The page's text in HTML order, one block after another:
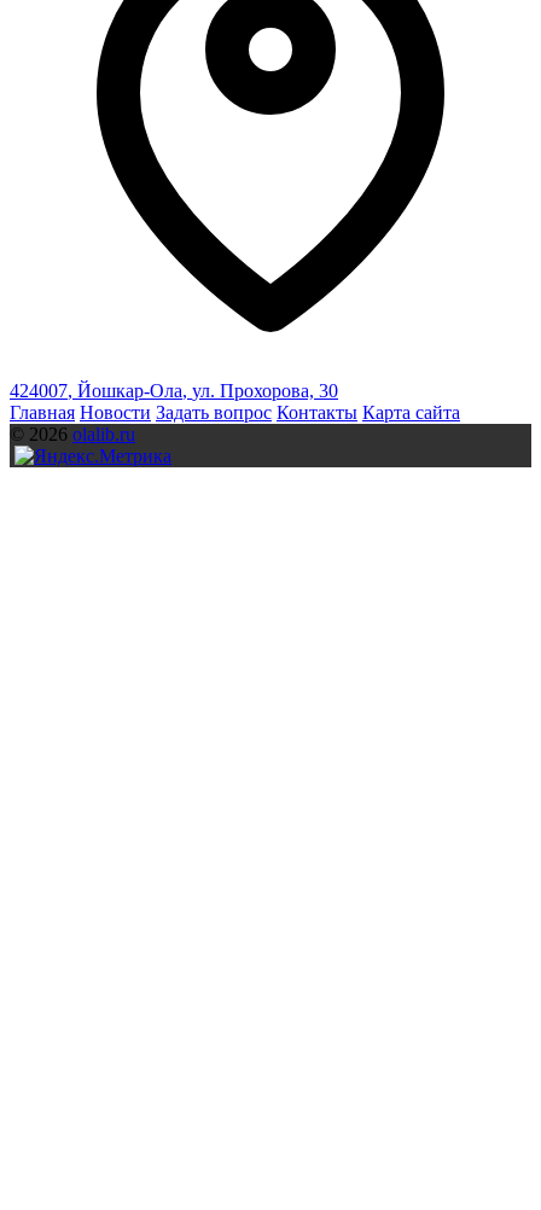
424007, Йошкар-Ола, ул. Прохорова, 30
Главная Новости Задать вопрос Контакты Карта сайта
© 2026 olalib.ru